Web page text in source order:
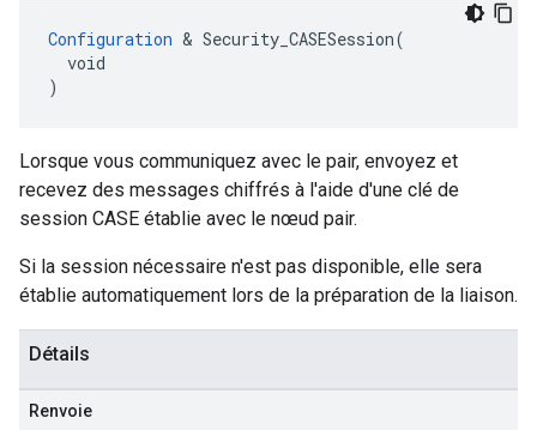
Configuration & Security_CASESession(
  void
)
Lorsque vous communiquez avec le pair, envoyez et
recevez des messages chiffrés à l'aide d'une clé de
session CASE établie avec le nœud pair.
Si la session nécessaire n'est pas disponible, elle sera
établie automatiquement lors de la préparation de la liaison.
Détails
Renvoie